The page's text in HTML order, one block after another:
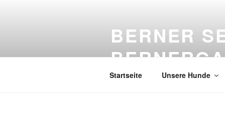
BERNER
Startseite Unsere Hunde